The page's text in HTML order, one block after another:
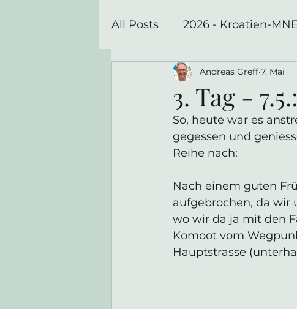
All Posts 2026 - Kroatien-
2023 - Radtour nach Afrika
3. Tag -
Andreas Greff 7. Mai
So, heute war es
gegessen und
Reihe nach:
Nach einem guten
aufgebrochen, da wir
wo wir da ja mit den
Komoot vom
Hauptstrasse